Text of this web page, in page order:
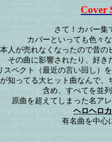
Cover
さて！カバー集
カバーといっても色々
本人が売れなくなったので昔の
その曲に影響されたり、好き
スペクト（最近の言い回し）
知ってる大ヒット曲なんで
含め、すべてを並
原曲を超えてしまった名ア
ヘロヘロ
有名曲を中心